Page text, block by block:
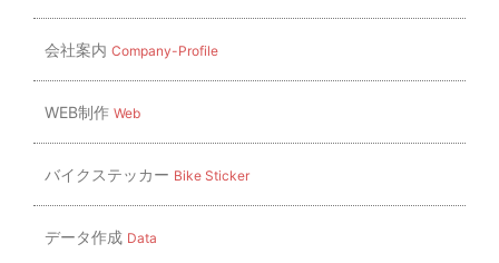
会社案内 Company-Profile
WEB制作 Web
バイクステッカー Bike Sticker
データ作成 Data